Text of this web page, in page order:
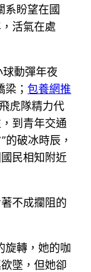
系盼望在國
活氣在處
球動彈年夜
梁；包養網推
虎隊精力代
到青年交通
破冰時辰，
民相知附近
不成攔阻的
旋轉，她的咖
墜，但她卻